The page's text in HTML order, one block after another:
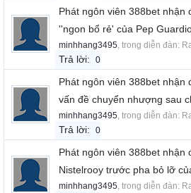
Phát ngôn viên 388bet nhận
''ngon bổ rẻ' của Pep
minhhang3495, trong diễn đàn:
Trả lời: 0
Phát ngôn viên 388bet nhận
vấn đề chuyển nhượng sau
minhhang3495, trong diễn đàn:
Trả lời: 0
Phát ngôn viên 388bet nhận
Nistelrooy trước pha bỏ lỡ
minhhang3495, trong diễn đàn: